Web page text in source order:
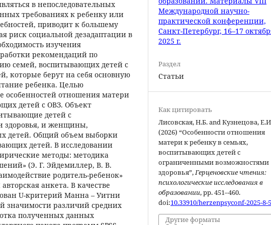
в непоследовательных
требованиях к ребенку или
приводит к большему
риск социальной дезадаптации в
изучения
рекомендаций по
семей, воспитывающих детей с
которые берут на себя основную
ребенка. Целью
особенностей отношения матери
детей с ОВЗ. Объект
детей с
здоровья, и женщины,
детей. Общий объем выборки
детей. В исследовании
методы: методика
(Э. Г. Эйдемиллер, В. В.
родитель-ребенок»
анкета. В качестве
U-критерий Манна – Уитни
значимости различий средних
полученных данных
Международной научно-
практической конференции,
Санкт-Петербург, 16–17
2025 г.
Раздел
Статьи
Как цитировать
Лисовская, Н.Б. and Кузнецова,
(2026) “Особенности отношения
матери к ребенку в семьях,
воспитывающих детей с
ограниченными возможностями
здоровья”,Герценовские чтения:
психологические исследования в
образовании, pp. 451–460.
doi:10.33910/herzenpsyconf-2025-8-
Другие форматы